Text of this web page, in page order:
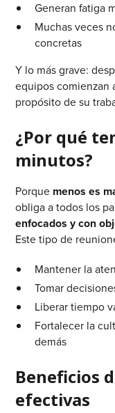
Generan fatiga
Muchas veces
concretas
Y lo más grave:
equipos comienzan
propósito de su
¿Por qué
minutos?
Porque menos es
obliga a todos los
enfocados y con
Este tipo de
Mantener la
Tomar
Liberar tiempo
Fortalecer la
demás
Beneficios
efectivas